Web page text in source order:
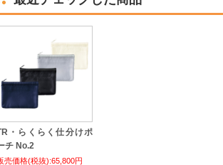
・らくらく仕分けポ
チ No.2
売価格(税抜):65,800円